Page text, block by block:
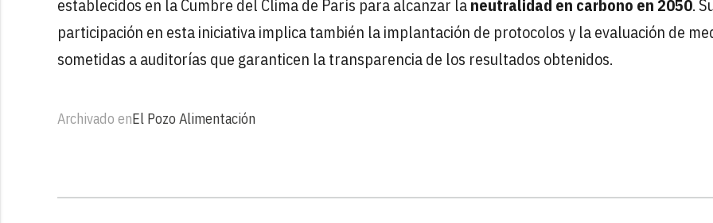
establecidos en la Cumbre del Clima de París para alcanzar laneutralidad en carbono en 2050.
participación en esta iniciativa implica también la implantación de protocolos y la evaluación de
sometidas a auditorías que garanticen la transparencia de los resultados obtenidos.
Archivado enEl Pozo Alimentación